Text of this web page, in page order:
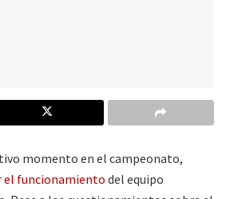
momento en el campeonato,
el funcionamiento del equipo